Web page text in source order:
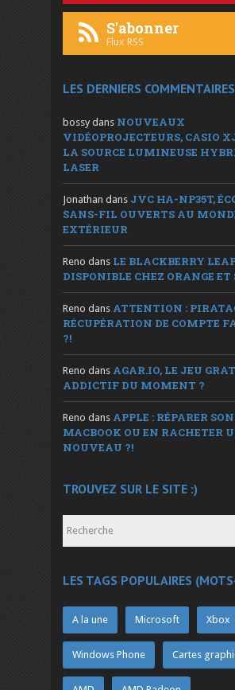
S'abonner
Flux RSS
LES DERNIERS COMMENTAIRES
bossy dans NOUVEAUX
VIDÉOPROJECTEURS, CASIO
LA SOURCE LUMINEUSE
LASER
Jonathan dans JVC HA-NP35T,
SANS-FIL OUVERTS AU
EXTÉRIEUR
Reno dans LE BLACKBERRY
DISPONIBLE CHEZ ORANGE ET
Reno dans ATTENTION :
RÉCUPÉRATION DE COMPTE
?!
Reno dans AGAR.IO, LE JEU
ADDICTIF DU MOMENT ?
Reno dans APPLE : RÉPARER SON
MACBOOK OU EN RACHETER
NOUVEAU ?!
TROUVEZ SUR LE SITE :)
LES TAGS POPULAIRES
A la une Microsoft Xbox
Windows Phone Cartes